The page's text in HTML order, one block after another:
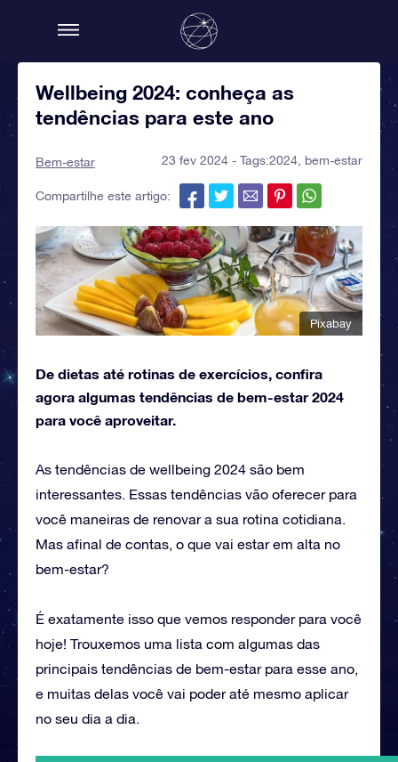
Wellbeing 2024: conheça as
tendências para este ano
Bem-estar 23 fev 2024 - Tags:2024 bem-estar
Compartilhe este artigo:
Pixabay
De dietas até rotinas de exercícios, confira
agora algumas tendências de bem-estar 2024
para você aproveitar.
As tendências de wellbeing 2024 são bem
interessantes. Essas tendências vão oferecer para
você maneiras de renovar a sua rotina cotidiana.
Mas afinal de contas, o que vai estar em alta no
bem-estar?
É exatamente isso que vemos responder para você
hoje! Trouxemos uma lista com algumas das
principais tendências de bem-estar para esse ano,
e muitas delas você vai poder até mesmo aplicar
no seu dia a dia.